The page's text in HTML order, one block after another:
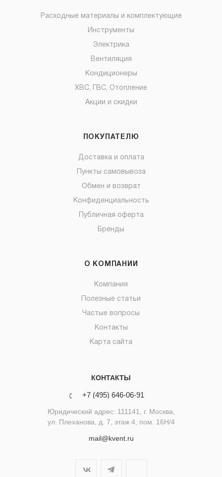
Расходные материалы и комплектующие
Инструменты
Электрика
Вентиляция
Кондиционеры
ХВС, ГВС, Отопление
Акции и скидки
ПОКУПАТЕЛЮ
Доставка и оплата
Пункты самовывоза
Обмен и возврат
Конфиденциальность
Публичная оферта
Бренды
О КОМПАНИИ
Компания
Полезные статьи
Частые вопросы
Контакты
Карта сайта
КОНТАКТЫ
+7 (495) 646-06-91
Юридический адрес: 111141, г. Москва,
ул. Плеханова, д. 7, этаж 4, пом. 16Н/4
mail@kvent.ru